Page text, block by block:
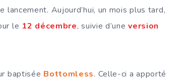
Aujourd’hui, un mois plus tard,
le 12 décembre, suivie d’uneversion
baptisée Bottomless. Celle-ci a apporté